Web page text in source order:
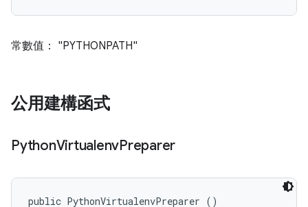
常數值： "PYTHONPATH"
公用建構函式
PythonVirtualenvPreparer
public PythonVirtualenvPreparer ()